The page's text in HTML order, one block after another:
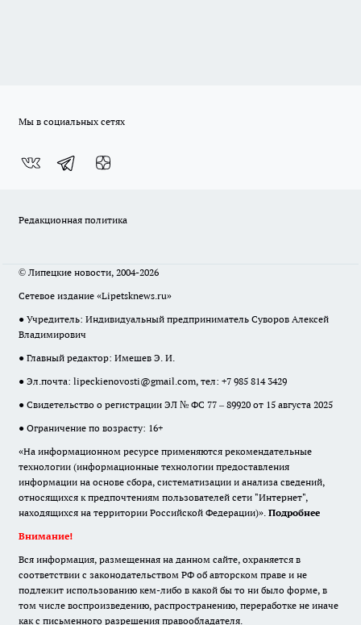
Мы в социальных сетях
Редакционная политика
© Липецкие новости, 2004-2026
Сетевое издание «Lipetsknews.ru»
● Учредитель: Индивидуальный предприниматель Суворов Алексей
Владимирович
● Главный редактор: Имешев Э. И.
● Эл.почта: lipeckienovosti@gmail.com, тел: +7 985 814 3429
● Свидетельство о регистрации ЭЛ № ФС 77 – 89920 от 15 августа 2025
● Ограничение по возрасту: 16+
«На информационном ресурсе применяются рекомендательные
технологии (информационные технологии предоставления
информации на основе сбора, систематизации и анализа сведений,
относящихся к предпочтениям пользователей сети "Интернет",
находящихся на территории Российской Федерации)». Подробнее
Внимание!
Вся информация, размещенная на данном сайте, охраняется в
соответствии с законодательством РФ об авторском праве и не
подлежит использованию кем-либо в какой бы то ни было форме, в
том числе воспроизведению, распространению, переработке не иначе
как с письменного разрешения правообладателя.